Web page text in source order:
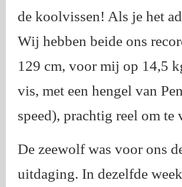
de koolvissen! Als je het
Wij hebben beide ons
129 cm, voor mij op 14,5
vis, met een hengel van
speed), prachtig reel om
De zeewolf was voor ons
uitdaging. In dezelfde